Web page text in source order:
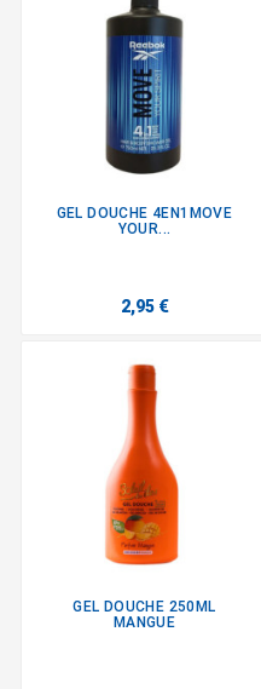
GEL DOUCHE 4EN1MOVE
YOUR...
2,95 €
GEL DOUCHE 250ML
MANGUE